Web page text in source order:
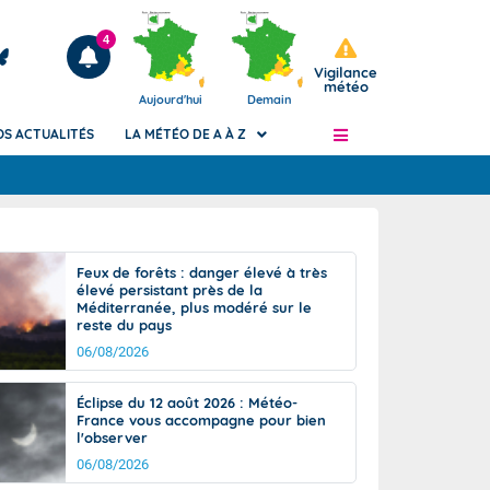
Articles
4
Aujourd'hui Demain
Vigilance
météo
de
Phénomènes dangereux de J+2 à J+7
Avertissement pluies intenses à l'échelle
des communes (Apic)
Bulletins Marine
d'avalanche
Météo des forêts
Vigicrues
ACTUALITÉS LA MÉTÉO DE A À Z
Feux de forêts : danger élevé à très
élevé persistant près de la
Méditerranée, plus modéré sur le
reste du pays
06/08/2026
Éclipse du 12 août 2026 : Météo-
France vous accompagne pour bien
l'observer
06/08/2026